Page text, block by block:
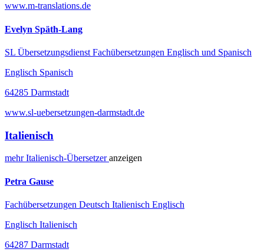
www.m-translations.de
Evelyn Späth-Lang
SL Übersetzungsdienst Fachübersetzungen Englisch und Spanisch
Englisch Spanisch
64285 Darmstadt
www.sl-uebersetzungen-darmstadt.de
Italienisch
mehrItalienisch-Übersetzeranzeigen
Petra Gause
Fachübersetzungen Deutsch Italienisch Englisch
Englisch Italienisch
64287 Darmstadt